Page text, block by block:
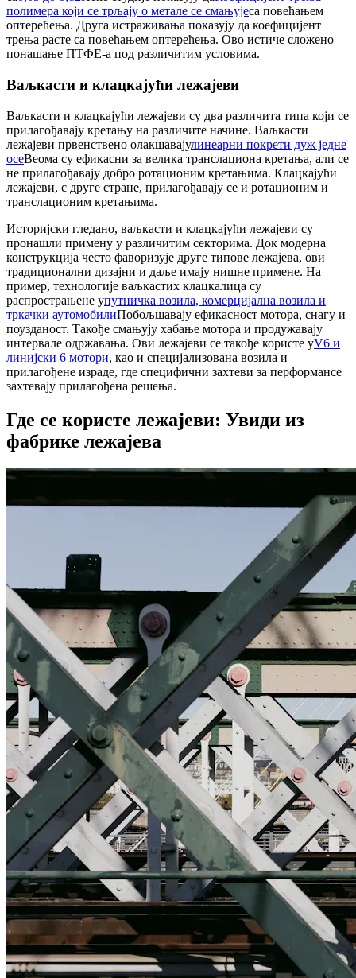
полимера који се трљају о метале се смањујеса повећањем
оптерећења. Друга истраживања показују да коефицијент
трења расте са повећањем оптерећења. Ово истиче сложено
понашање ПТФЕ-а под различитим условима.
Ваљкасти и клацкајући лежајеви
Ваљкасти и клацкајући лежајеви су два различита типа који се
прилагођавају кретању на различите начине. Ваљкасти
лежајеви првенствено олакшавајулинеарни покрети дуж једне
осеВеома су ефикасни за велика транслациона кретања, али се
не прилагођавају добро ротационим кретањима. Клацкајући
лежајеви, с друге стране, прилагођавају се и ротационим и
транслационим кретањима.
Историјски гледано, ваљкасти и клацкајући лежајеви су
пронашли примену у различитим секторима. Док модерна
конструкција често фаворизује друге типове лежајева, ови
традиционални дизајни и даље имају нишне примене. На
пример, технологије ваљкастих клацкалица су
распрострањене упутничка возила, комерцијална возила и
тркачки аутомобилиПобољшавају ефикасност мотора, снагу и
поузданост. Такође смањују хабање мотора и продужавају
интервале одржавања. Ови лежајеви се такође користе уV6 и
линијски 6 мотори, као и специјализована возила и
прилагођене израде, где специфични захтеви за перформансе
захтевају прилагођена решења.
Где се користе лежајеви: Увиди из
фабрике лежајева